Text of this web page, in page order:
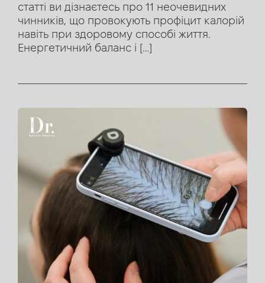
статті ви дізнаєтесь про 11 неочевидних
чинників, що провокують профіцит калорій
навіть при здоровому способі життя.
Енергетичний баланс і […]